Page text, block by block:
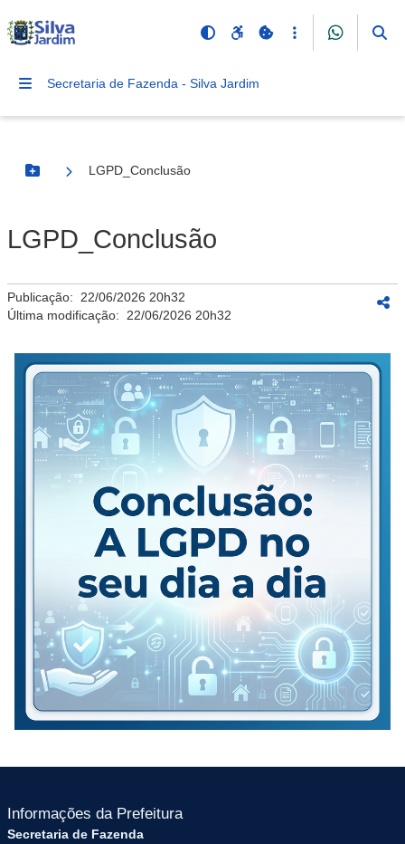
Secretaria de Fazenda - Silva Jardim
Botão Menu
LGPD_Conclusão
LGPD_Conclusão
Publicação: 22/06/2026 20h32
Última modificação: 22/06/2026 20h32
Informações da Prefeitura
Secretaria de Fazenda